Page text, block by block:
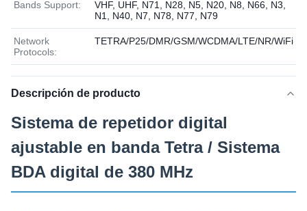
Bands Support:
VHF, UHF, N71, N28, N5, N20, N8, N66, N3,
N1, N40, N7, N78, N77, N79
Network
Protocols:
TETRA/P25/DMR/GSM/WCDMA/LTE/NR/WiFi
Descripción de producto
Sistema de repetidor digital
ajustable en banda Tetra / Sistema
BDA digital de 380 MHz